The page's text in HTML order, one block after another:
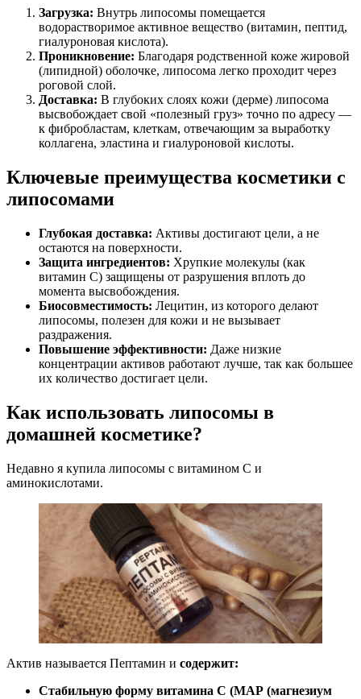
Загрузка: Внутрь липосомы помещается
водорастворимое активное вещество (витамин, пептид,
гиалуроновая кислота).
Проникновение: Благодаря родственной коже жировой
(липидной) оболочке, липосома легко проходит через
роговой слой.
Доставка: В глубоких слоях кожи (дерме) липосома
высвобождает свой «полезный груз» точно по адресу —
к фибробластам, клеткам, отвечающим за выработку
коллагена, эластина и гиалуроновой кислоты.
Ключевые преимущества косметики с
липосомами
Глубокая доставка: Активы достигают цели, а не
остаются на поверхности.
Защита ингредиентов: Хрупкие молекулы (как
витамин С) защищены от разрушения вплоть до
момента высвобождения.
Биосовместимость: Лецитин, из которого делают
липосомы, полезен для кожи и не вызывает
раздражения.
Повышение эффективности: Даже низкие
концентрации активов работают лучше, так как большее
их количество достигает цели.
Как использовать липосомы в
домашней косметике?
Недавно я купила липосомы с витамином С и
аминокислотами.
Актив называется Пептамин и содержит:
Стабильную форму витамина С (МАР (магнезиум